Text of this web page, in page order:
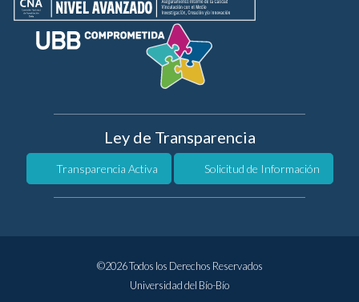
Ley de Transparencia
Transparencia Activa Solicitud de Información
©2026 Todos los Derechos Reservados
Universidad del Bío-Bío